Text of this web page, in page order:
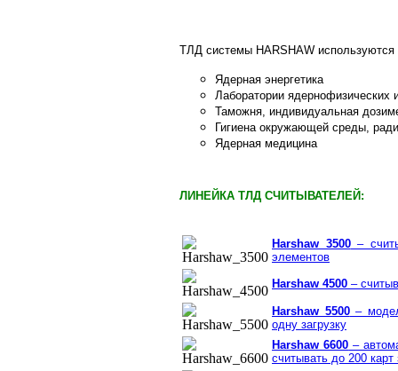
ТЛД системы HARSHAW
Ядерная энергетика
Лаборатории ядернофизических
Таможня, индивидуальная
Гигиена окружающей среды,
Ядерная медицина
ЛИНЕЙКА ТЛД СЧИТЫВАТЕЛЕЙ:
Harshaw 3500–
элементов
Harshaw 4500 –
Harshaw 5500–
одну загрузку
Harshaw 6600 –
считывать до 200 карт